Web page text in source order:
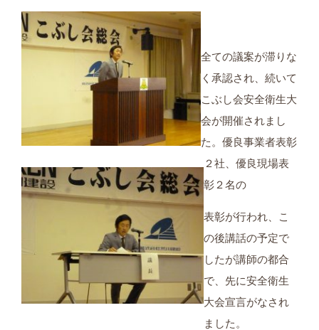
全ての議案が滞りな
く承認され、続いて
こぶし会安全衛生大
会が開催されまし
た。優良事業者表彰
２社、優良現場表
彰２名の
表彰が行われ、こ
の後講話の予定で
したが講師の都合
で、先に安全衛生
大会宣言がなされ
ました。